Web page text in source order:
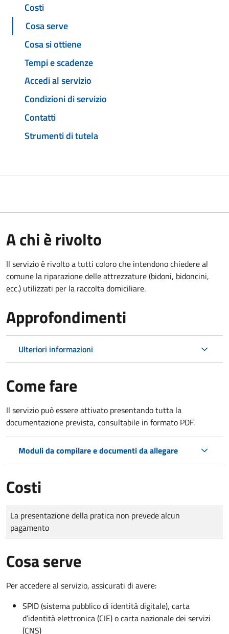
Costi
Cosa serve
Cosa si ottiene
Tempi e scadenze
Accedi al servizio
Condizioni di servizio
Contatti
Strumenti di tutela
A chi è rivolto
Il servizio è rivolto a tutti coloro che intendono chiedere al
comune la riparazione delle attrezzature (bidoni, bidoncini,
ecc.) utilizzati per la raccolta domiciliare.
Approfondimenti
Ulteriori informazioni
Come fare
Il servizio può essere attivato presentando tutta la
documentazione prevista, consultabile in formato PDF.
Moduli da compilare e documenti da allegare
Costi
Tipo di pagamento
Importo
La presentazione della pratica non prevede alcun
pagamento
Cosa serve
Per accedere al servizio, assicurati di avere:
SPID (sistema pubblico di identità digitale), carta
d’identità elettronica (CIE) o carta nazionale dei servizi
(CNS)